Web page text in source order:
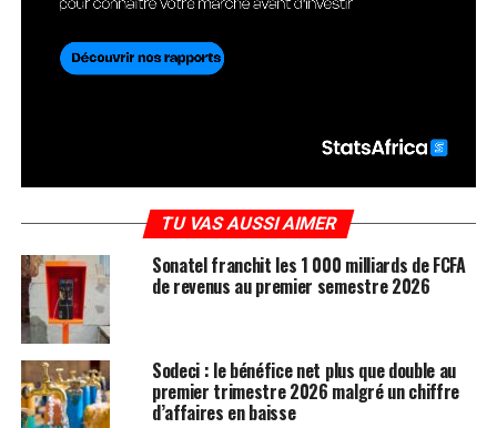
TU VAS AUSSI AIMER
Sonatel franchit les 1 000 milliards de FCFA
de revenus au premier semestre 2026
Sodeci : le bénéfice net plus que double au
premier trimestre 2026 malgré un chiffre
d’affaires en baisse